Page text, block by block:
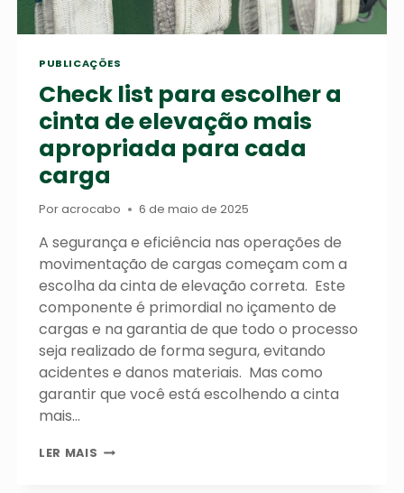
PUBLICAÇÕES
Check list para escolher a
cinta de elevação mais
apropriada para cada
carga
Poracrocabo 6 de maio de 2025
A segurança e eficiência nas operações de
movimentação de cargas começam com a
escolha da cinta de elevação correta. Este
componente é primordial no içamento de
cargas e na garantia de que todo o processo
seja realizado de forma segura, evitando
acidentes e danos materiais. Mas como
garantir que você está escolhendo a cinta
mais…
LER MAIS CHECK